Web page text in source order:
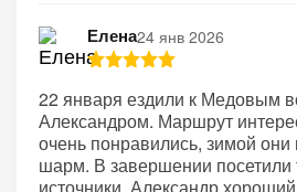
Елена24 янв 2026
22 января ездили к Медовым
Александром. Маршрут
очень понравились, зимой
шарм. В завершении